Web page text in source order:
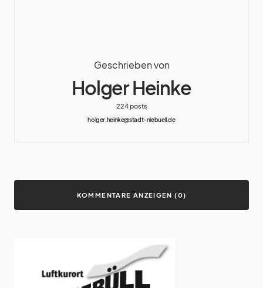
Geschrieben von
Holger Heinke
224 posts
holger.heinke@stadt-niebuell.de
KOMMENTARE ANZEIGEN (0)